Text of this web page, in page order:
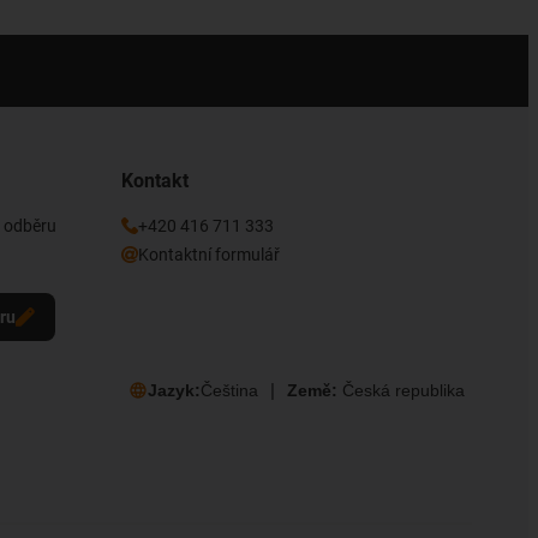
Kontakt
+420 416 711 333
Kontaktní formulář
Jazyk:Čeština Země: Česká republika